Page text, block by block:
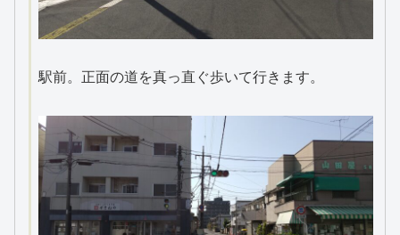
駅前。正面の道を真っ直ぐ歩いて行きます。